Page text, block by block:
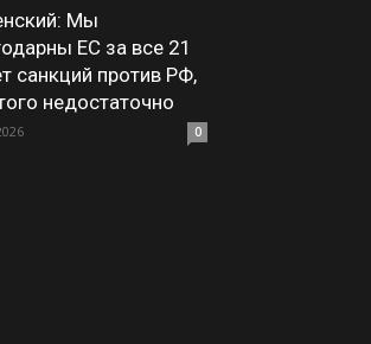
Мы
ЕС за все 21
санкций против РФ,
недостаточно
0